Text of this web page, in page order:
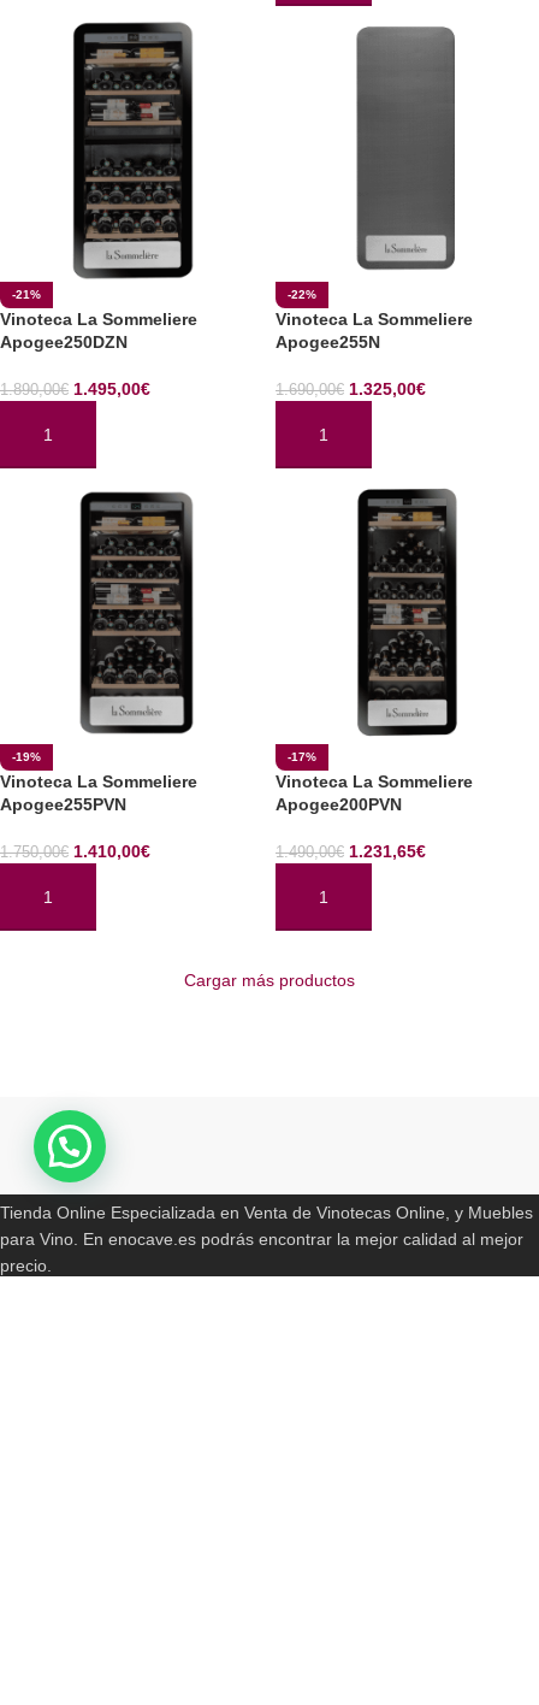
-21%
Vinoteca La Sommeliere
Apogee250DZN
1.890,00€ 1.495,00€
AÑADIR AL CARRITO
-22%
Vinoteca La Sommeliere
Apogee255N
1.690,00€ 1.325,00€
AÑADIR AL CARRITO
-19%
Vinoteca La Sommeliere
Apogee255PVN
1.750,00€ 1.410,00€
AÑADIR AL CARRITO
-17%
Vinoteca La Sommeliere
Apogee200PVN
1.490,00€ 1.231,65€
AÑADIR AL CARRITO
Cargar más productos
Read More
ENOCAVE.ES
Tienda Online Especializada en Venta de Vinotecas Online, y Muebles
para Vino. En enocave.es podrás encontrar la mejor calidad al mejor
precio.